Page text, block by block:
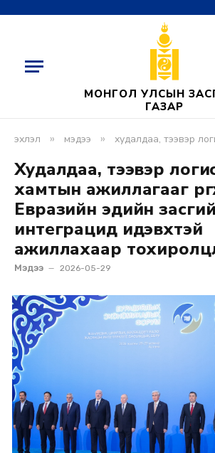
МОНГОЛ УЛСЫН
ГАЗАР
эхлэл » мэдээ » худалдаа, тээвэр логистикийн хамтын ажиллагааг өргөжүүлж, евразийн
Худалдаа, тээвэр
хамтын ажиллагааг
Евразийн эдийн
интеграцид идэвхтэй
ажиллахаар
Мэдээ 2026-05-29